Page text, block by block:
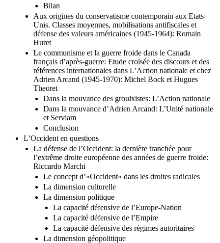
Bilan
Aux origines du conservatisme contemporain aux Etats-
Unis. Classes moyennes, mobilisations antifiscales et
défense des valeurs américaines (1945-1964): Romain
Huret
Le communisme et la guerre froide dans le Canada
français d’après-guerre: Etude croisée des discours et des
références internationales dans L’Action nationale et chez
Adrien Arcand (1945-1970): Michel Bock et Hugues
Theoret
Dans la mouvance des groulxistes: L’Action nationale
Dans la mouvance d’Adrien Arcand: L’Unité nationale
et Serviam
Conclusion
L’Occident en questions
La défense de l’Occident: la dernière tranchée pour
l’extrême droite européenne des années de guerre froide:
Riccardo Marchi
Le concept d’«Occident» dans les droites radicales
La dimension culturelle
La dimension politique
La capacité défensive de l’Europe-Nation
La capacité défensive de l’Empire
La capacité défensive des régimes autoritaires
La dimension géopolitique